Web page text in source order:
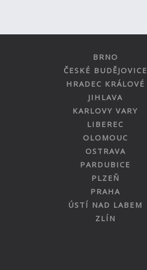
BRNO
ČESKÉ BUDĚJOVICE
HRADEC KRÁLOVÉ
JIHLAVA
KARLOVY VARY
LIBEREC
OLOMOUC
OSTRAVA
PARDUBICE
PLZEŇ
PRAHA
ÚSTÍ NAD LABEM
ZLÍN